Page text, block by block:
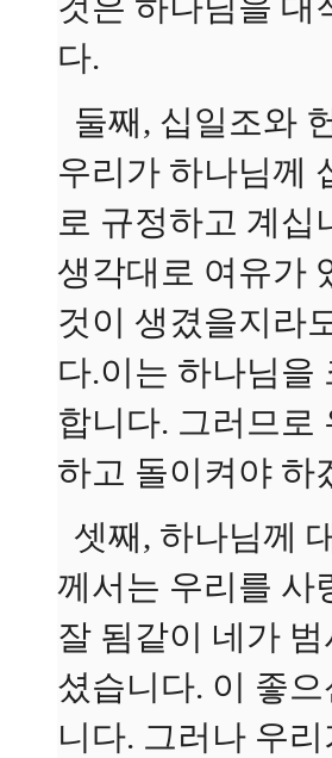
다.
둘째, 십일조와
우리가 하나님께
로 규정하고 계
생각대로 여유가
것이 생겼을지라
다.이는 하나님을
합니다. 그러므로
하고 돌이켜야 하
셋째, 하나님께
께서는 우리를 사
잘 됨같이 네가
셨습니다. 이 좋
니다. 그러나 우